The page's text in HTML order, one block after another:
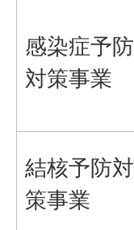
感染症予防
対策事業
結核予防対
策事業